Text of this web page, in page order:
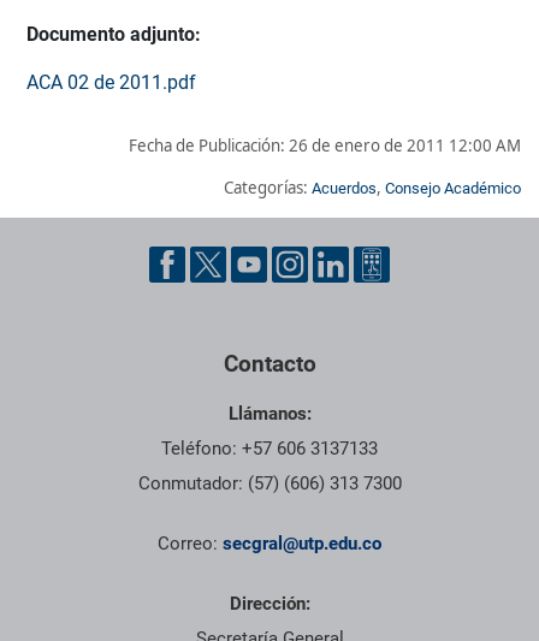
Documento adjunto:
ACA 02 de 2011.pdf
Fecha de Publicación: 26 de enero de 2011 12:00 AM
Categorías: Acuerdos, Consejo Académico
Pie de página con información de contacto, redes sociales y
Contacto
Llámanos:
Teléfono: +57 606 3137133
Conmutador: (57) (606) 313 7300
Correo: secgral@utp.edu.co
Dirección: